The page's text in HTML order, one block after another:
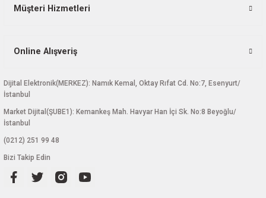
Müşteri Hizmetleri
Online Alışveriş
Dijital Elektronik(MERKEZ): Namık Kemal, Oktay Rıfat Cd. No:7, Esenyurt/
İstanbul
Market Dijital(ŞUBE1): Kemankeş Mah. Havyar Han İçi Sk. No:8 Beyoğlu/
İstanbul
(0212) 251 99 48
Bizi Takip Edin